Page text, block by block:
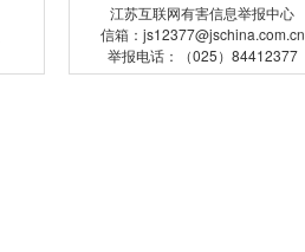
江苏互联网有害信息举报中心
信箱：js12377@jschina.com.cn
举报电话：（025）84412377